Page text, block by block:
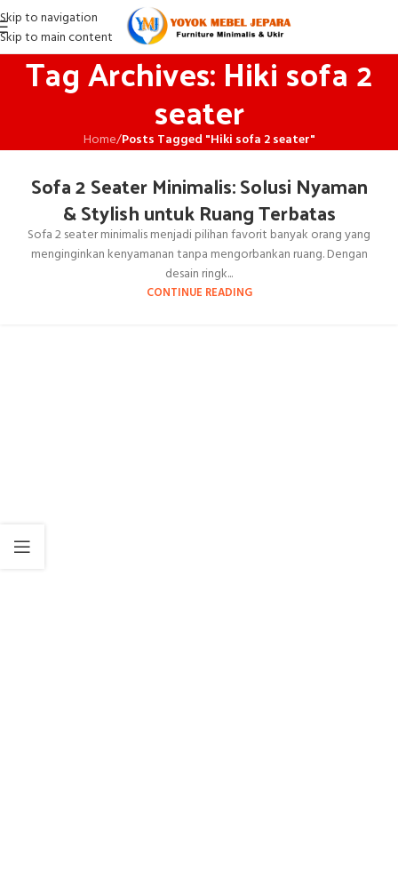
Skip to navigation
Skip to main content
Tag Archives: Hiki sofa 2
seater
Home/Posts Tagged "Hiki sofa 2 seater"
Sofa 2 Seater Minimalis: Solusi Nyaman
& Stylish untuk Ruang Terbatas
Sofa 2 seater minimalis menjadi pilihan favorit banyak orang yang
menginginkan kenyamanan tanpa mengorbankan ruang. Dengan
desain ringk...
CONTINUE READING